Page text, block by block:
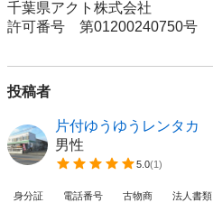
千葉県アクト株式会社
許可番号　第01200240750号
投稿者
片付ゆうゆうレンタカ
男性
5.0(1)
身分証 電話番号 古物商 法人書類